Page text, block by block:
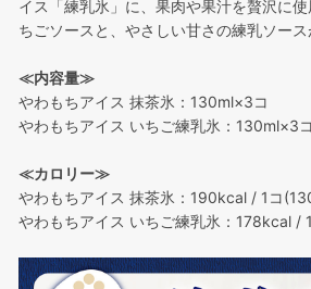
イス「練乳氷」に、果肉や果汁を贅沢に
ちごソースと、やさしい甘さの練乳ソース
≪内容量≫
やわもちアイス 抹茶氷：130ml×3コ
やわもちアイス いちご練乳氷：130ml×3コ
≪カロリー≫
やわもちアイス 抹茶氷：190kcal / 1コ
やわもちアイス いちご練乳氷：178kcal /